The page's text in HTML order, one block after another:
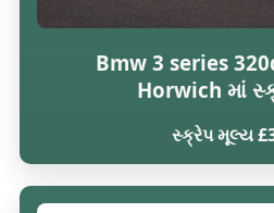
Bmw 3 series
Horwich માં
સ્ક્રેપ મૂલ્ય